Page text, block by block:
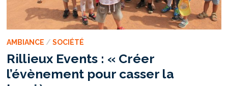
AMBIANCE / SOCIÉTÉ
Rillieux Events : « Créer
l’évènement pour casser la